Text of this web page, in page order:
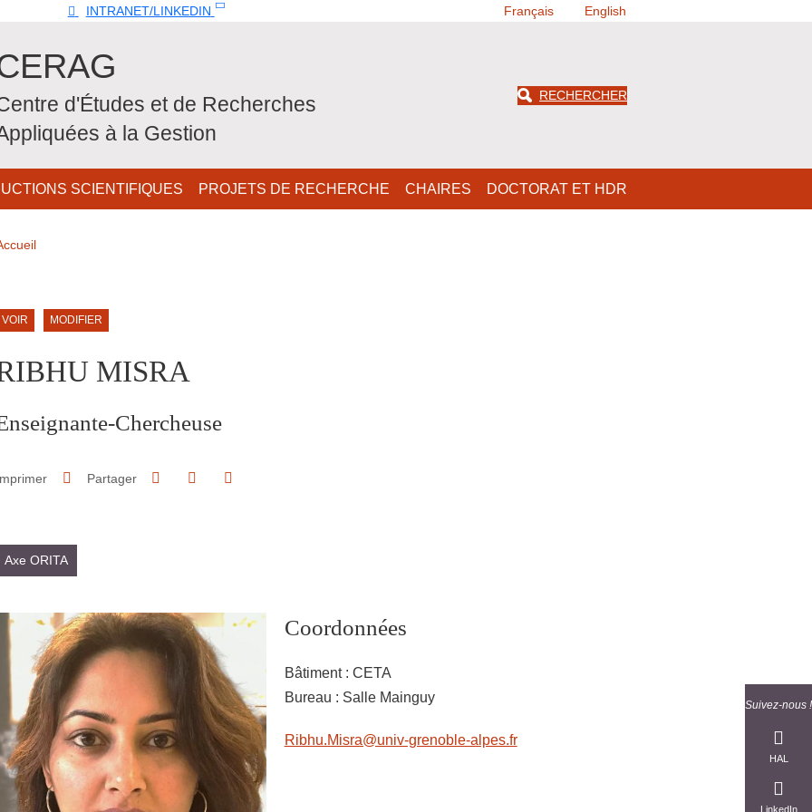
Top
INTRANET/LINKEDIN Français English
Suivez-nous !
HAL
LinkedIn
d'Études et de Recherches
à la Gestion
RECHERCHER
SCIENTIFIQUES PROJETS DE RECHERCHE CHAIRES DOCTORAT ET HDR
d'Ariane
Sidebar (users/bibcite)
principaux
VOIR MODIFIER
MISRA
Chercheuse
Partager Partager sur Facebook
Partager sur LinkedIn
Axe ORITA
Coordonnées
Bâtiment : CETA
Bureau : Salle Mainguy
Ribhu.Misra@univ-grenoble-alpes.fr